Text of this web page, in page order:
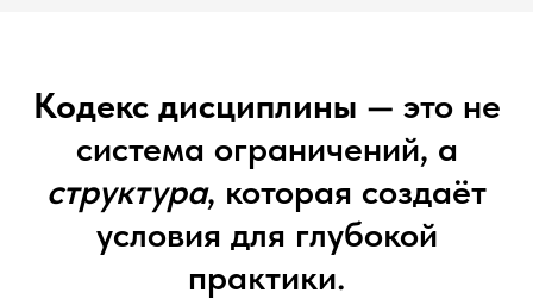
Кодекс дисциплины — это не
система ограничений, а
структура, которая создаёт
условия для глубокой
практики.